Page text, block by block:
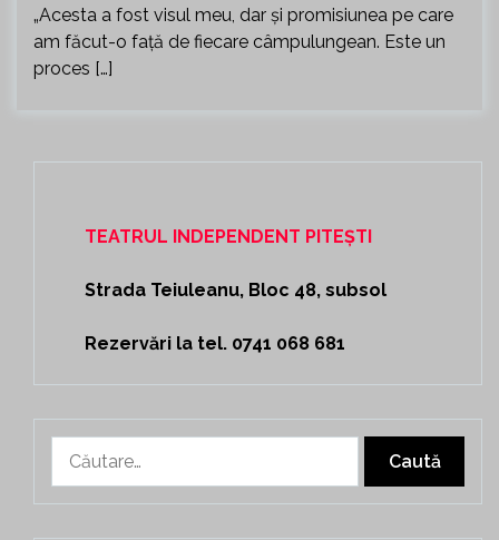
„Acesta a fost visul meu, dar și promisiunea pe care
am făcut-o față de fiecare câmpulungean. Este un
proces […]
TEATRUL INDEPENDENT PITEȘTI
Strada Teiuleanu, Bloc 48, subsol
Rezervări la tel. 0741 068 681
după: